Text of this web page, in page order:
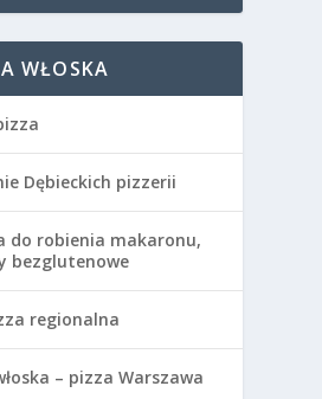
WŁOSKA
Dębieckich pizzerii
do robienia makaronu,
bezglutenowe
regionalna
– pizza Warszawa